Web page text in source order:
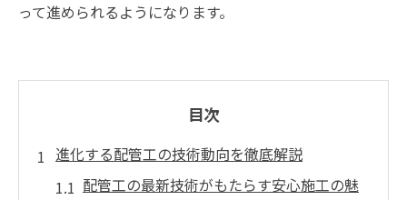
って進められるようになります。
目次
進化する配管工の技術動向を徹底解説
配管工の最新技術がもたらす安心施工の魅